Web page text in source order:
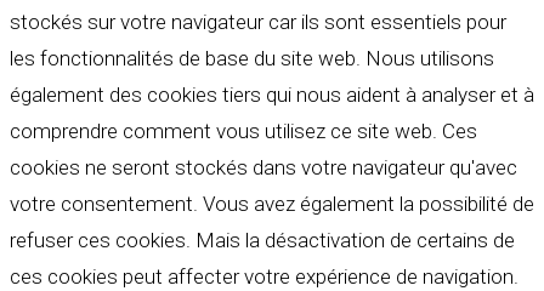
stockés sur votre navigateur car ils sont essentiels pour
les fonctionnalités de base du site web. Nous utilisons
également des cookies tiers qui nous aident à analyser et à
comprendre comment vous utilisez ce site web. Ces
cookies ne seront stockés dans votre navigateur qu'avec
votre consentement. Vous avez également la possibilité de
refuser ces cookies. Mais la désactivation de certains de
ces cookies peut affecter votre expérience de navigation.